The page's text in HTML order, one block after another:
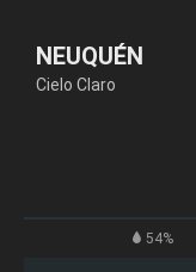
NEUQUÉN
Cielo Claro
54%